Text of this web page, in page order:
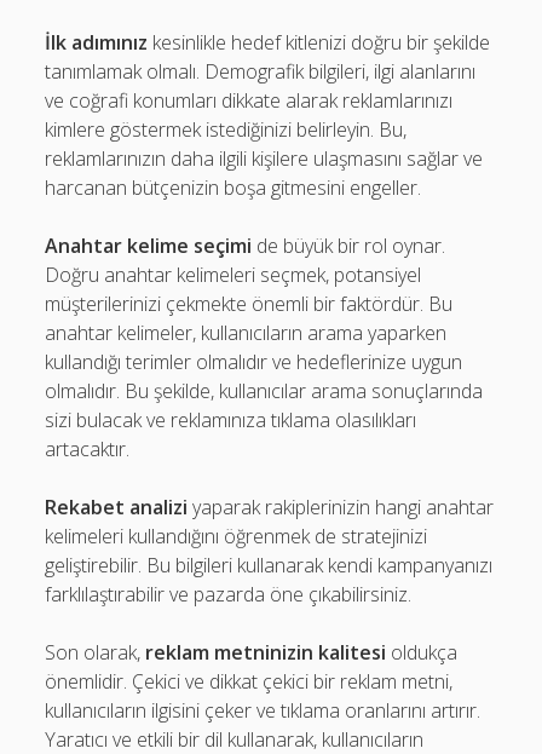
İlk adımınız kesinlikle hedef kitlenizi doğru bir şekilde
tanımlamak olmalı. Demografik bilgileri, ilgi alanlarını
ve coğrafi konumları dikkate alarak reklamlarınızı
kimlere göstermek istediğinizi belirleyin. Bu,
reklamlarınızın daha ilgili kişilere ulaşmasını sağlar ve
harcanan bütçenizin boşa gitmesini engeller.
Anahtar kelime seçimi de büyük bir rol oynar.
Doğru anahtar kelimeleri seçmek, potansiyel
müşterilerinizi çekmekte önemli bir faktördür. Bu
anahtar kelimeler, kullanıcıların arama yaparken
kullandığı terimler olmalıdır ve hedeflerinize uygun
olmalıdır. Bu şekilde, kullanıcılar arama sonuçlarında
sizi bulacak ve reklamınıza tıklama olasılıkları
artacaktır.
Rekabet analizi yaparak rakiplerinizin hangi anahtar
kelimeleri kullandığını öğrenmek de stratejinizi
geliştirebilir. Bu bilgileri kullanarak kendi kampanyanızı
farklılaştırabilir ve pazarda öne çıkabilirsiniz.
Son olarak, reklam metninizin kalitesi oldukça
önemlidir. Çekici ve dikkat çekici bir reklam metni,
kullanıcıların ilgisini çeker ve tıklama oranlarını artırır.
Yaratıcı ve etkili bir dil kullanarak, kullanıcıların